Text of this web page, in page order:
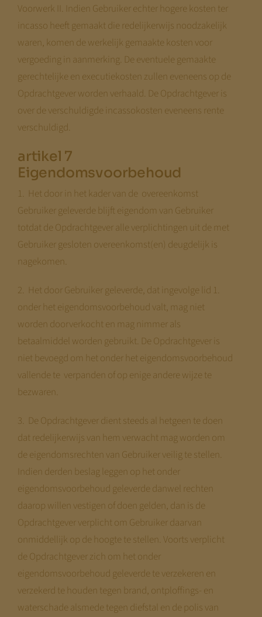
Voorwerk II. Indien Gebruiker echter hogere kosten ter
incasso heeft gemaakt die redelijkerwijs noodzakelijk
waren, komen de werkelijk gemaakte kosten voor
vergoeding in aanmerking. De eventuele gemaakte
gerechtelijke en executiekosten zullen eveneens op de
Opdrachtgever worden verhaald. De Opdrachtgever is
over de verschuldigde incassokosten eveneens rente
verschuldigd.
artikel 7
Eigendomsvoorbehoud
1. Het door in het kader van de overeenkomst
Gebruiker geleverde blijft eigendom van Gebruiker
totdat de Opdrachtgever alle verplichtingen uit de met
Gebruiker gesloten overeenkomst(en) deugdelijk is
nagekomen.
2. Het door Gebruiker geleverde, dat ingevolge lid 1.
onder het eigendomsvoorbehoud valt, mag niet
worden doorverkocht en mag nimmer als
betaalmiddel worden gebruikt. De Opdrachtgever is
niet bevoegd om het onder het eigendomsvoorbehoud
vallende te verpanden of op enige andere wijze te
bezwaren.
3. De Opdrachtgever dient steeds al hetgeen te doen
dat redelijkerwijs van hem verwacht mag worden om
de eigendomsrechten van Gebruiker veilig te stellen.
Indien derden beslag leggen op het onder
eigendomsvoorbehoud geleverde danwel rechten
daarop willen vestigen of doen gelden, dan is de
Opdrachtgever verplicht om Gebruiker daarvan
onmiddellijk op de hoogte te stellen. Voorts verplicht
de Opdrachtgever zich om het onder
eigendomsvoorbehoud geleverde te verzekeren en
verzekerd te houden tegen brand, ontploffings- en
waterschade alsmede tegen diefstal en de polis van